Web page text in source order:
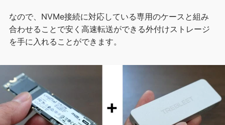
なので、NVMe接続に対応している専用のケースと組み
合わせることで安く高速転送ができる外付けストレージ
を手に入れることができます。